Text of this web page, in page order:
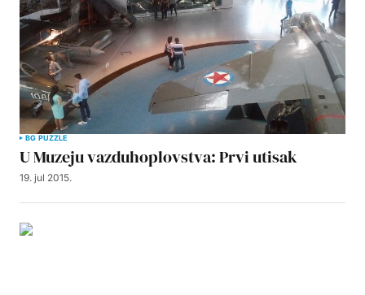
BG PUZZLE
U Muzeju vazduhoplovstva: Prvi utisak
19. jul 2015.